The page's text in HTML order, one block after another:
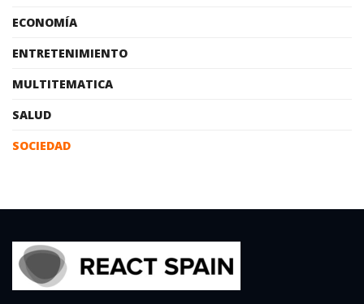
ECONOMÍA
ENTRETENIMIENTO
MULTITEMATICA
SALUD
SOCIEDAD